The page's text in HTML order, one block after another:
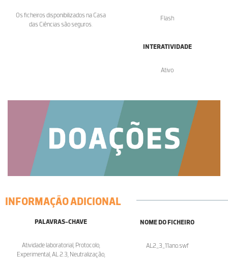
Os ficheiros disponibilizados na Casa
das Ciências são seguros.
Flash
INTERATIVIDADE
Ativo
INFORMAÇÃO ADICIONAL
PALAVRAS-CHAVE
Atividade laboratorial, Protocolo,
Experimental, AL 2.3, Neutralização,
NOME DO FICHEIRO
AL2_3_11ano.swf